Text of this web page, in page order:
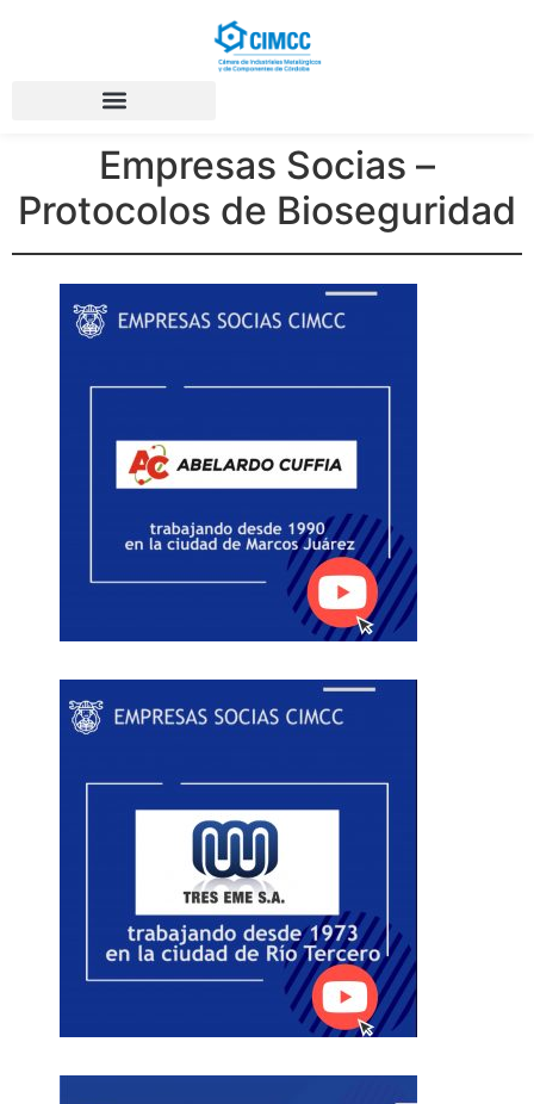
Empresas Socias –
Protocolos de Bioseguridad